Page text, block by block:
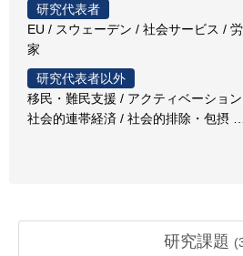
研究代表者
EU / スウェーデン / 社会サービス /
家
研究代表者以外
移民・難民支援 / アクティベーショ
社会的連帯経済 / 社会的排除・包摂
研究課題 (